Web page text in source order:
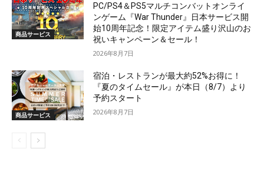
商品サービス
PC/PS4＆PS5マルチコンバットオンライ
ンゲーム『War Thunder』日本サービス開
始10周年記念！限定アイテム盛り沢山のお
祝いキャンペーン＆セール！
2026年8月7日
商品サービス
宿泊・レストランが最大約52%お得に！
『夏のタイムセール』が本日（8/7）より
予約スタート
2026年8月7日